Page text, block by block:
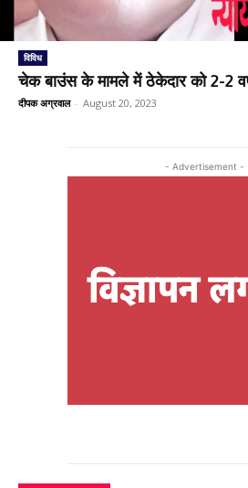
विविध
चेक बाउंस के मामले में ठेकेदार को 2-2
दीपक अग्रवाल - August 20, 2023
- Advertisement -